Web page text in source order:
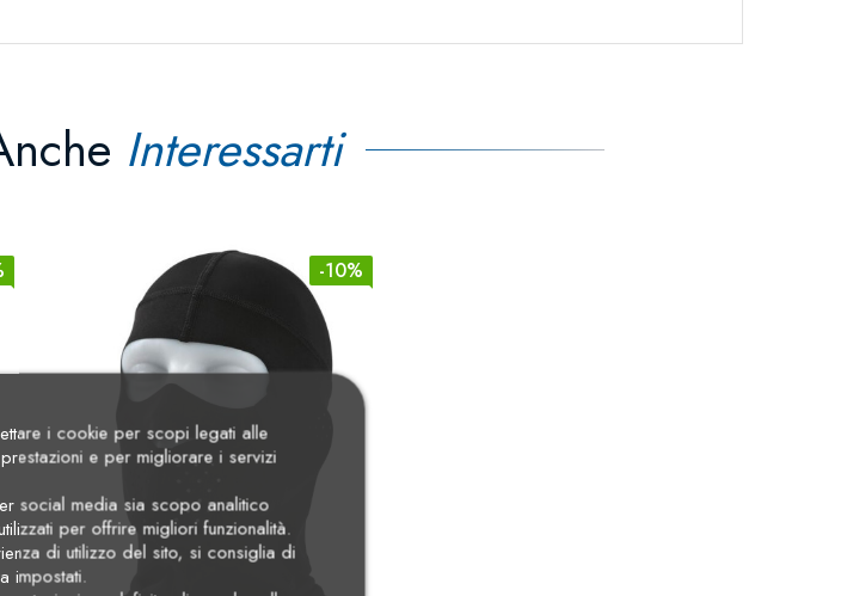
Interessarti
-10%
i cookie per scopi legati alle
e per migliorare i servizi
social media sia scopo analitico
per offrire migliori funzionalità.
di utilizzo del sito, si consiglia di
impostati.